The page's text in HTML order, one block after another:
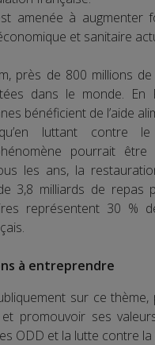
amenée à augmenter
et sanitaire
près de 800 millions
dans le monde. En
bénéficient de l’aide
luttant contre le
pourrait être
les ans, la
3,8 milliards de repas
représentent 30 %
à entreprendre
sur ce
promouvoir ses
ODD et la lutte contre